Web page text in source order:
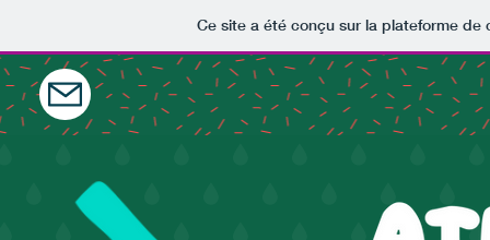
Ce site a été conçu sur la plateforme